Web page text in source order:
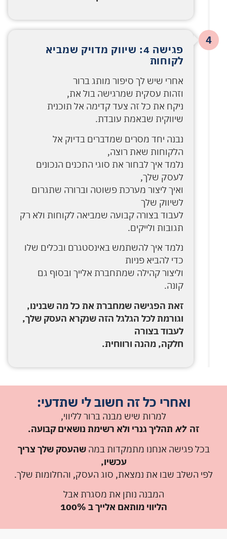
פגישה 4: שיווק מדויק שמביא
לקוחות
אחרי שיש לך סיפור מותג ברור
וזהות עסקית שמרגישה בול את,
ניקח את כל זה צעד קדימה אל תוכנית
שיווקית שבאמת עובדת.
נבנה יחד מסרים שמדברים בדיוק אל
הלקוחות שאת רוצה,
נלמד איך לבחור את סוגי התכנים הנכונים
לעסק שלך,
ואיך ליצור מערכת פשוטה וברורה שתגרום
לשיווק שלך
לעבוד בצורה קבועה שמביאה לקוחות ולא רק
תגובות ולייקים.
נלמד איך להשתמש באינסטגרם ובכלים שלו
כדי להביא פניות
וליצור קהילה שמתחברת אלייך ובסוף גם
קונה.
זאת הפגישה שמחברת את כל מה שבנינו,
וגורמת לכל הגלגל הזה שנקרא העסק שלך,
לעבוד בצורה
חלקה, מהנה ורווחית.
4
ואחרי כל זה חשוב לי שתדעי:
למרות שיש מבנה ברור לליווי,
זהלא תהליך גנרי ולא רשימת נושאים קבועה.
בכל פגישה אנחנו מתמקדות במהשהעסק שלך צריך
עכשיו,
לפי השלב שבו את נמצאת, סוג העסק, והחלומות שלך.
המבנה נותן את מסגרת אבל
הליווי מותאם אלייך ב 100%